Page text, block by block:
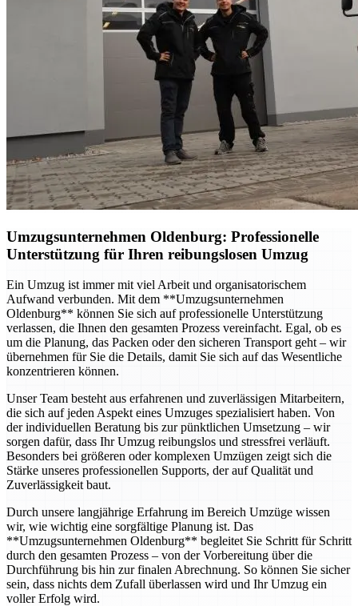
Umzugsunternehmen Oldenburg: Professionelle
Unterstützung für Ihren reibungslosen Umzug
Ein Umzug ist immer mit viel Arbeit und organisatorischem
Aufwand verbunden. Mit dem **Umzugsunternehmen
Oldenburg** können Sie sich auf professionelle Unterstützung
verlassen, die Ihnen den gesamten Prozess vereinfacht. Egal, ob es
um die Planung, das Packen oder den sicheren Transport geht – wir
übernehmen für Sie die Details, damit Sie sich auf das Wesentliche
konzentrieren können.
Unser Team besteht aus erfahrenen und zuverlässigen Mitarbeitern,
die sich auf jeden Aspekt eines Umzuges spezialisiert haben. Von
der individuellen Beratung bis zur pünktlichen Umsetzung – wir
sorgen dafür, dass Ihr Umzug reibungslos und stressfrei verläuft.
Besonders bei größeren oder komplexen Umzügen zeigt sich die
Stärke unseres professionellen Supports, der auf Qualität und
Zuverlässigkeit baut.
Durch unsere langjährige Erfahrung im Bereich Umzüge wissen
wir, wie wichtig eine sorgfältige Planung ist. Das
**Umzugsunternehmen Oldenburg** begleitet Sie Schritt für Schritt
durch den gesamten Prozess – von der Vorbereitung über die
Durchführung bis hin zur finalen Abrechnung. So können Sie sicher
sein, dass nichts dem Zufall überlassen wird und Ihr Umzug ein
voller Erfolg wird.